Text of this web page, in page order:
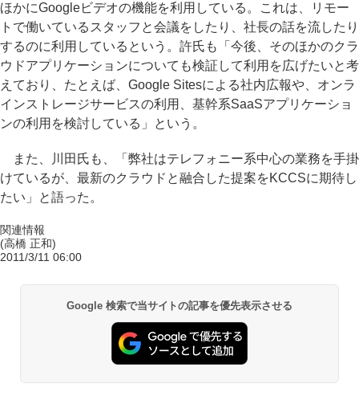
ほかにGoogleビデオの機能を利用している。これは、リモー
トで働いているスタッフと会議をしたり、社長の話を流したり
するのに利用しているという。許氏も「今後、そのほかのクラ
ウドアプリケーションについても検証して利用を広げたいと考
えており、たとえば、Google Sitesによる社内広報や、オンラ
インストレージサービスの利用、基幹系SaaSアプリケーショ
ンの利用を検討している」という。
また、川田氏も、「弊社はテレフォニー系中心の業務を手掛
けているが、最新のクラウドと融合した提案をKCCSに期待し
たい」と語った。
関連情報
(高橋 正和)
2011/3/11 06:00
Google 検索で当サイトの記事を優先表示させる